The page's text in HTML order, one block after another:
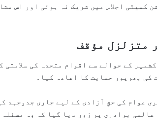
کمیٹی اجلاس میں شریک نہ ہوئی اور اس
متزلزل مؤقف
کے حوالے سے اقوام متحدہ کی سلامتی
کی بھرپور حمایت کا اعادہ کیا۔
عوام کی حقِ آزادی کے لیے جاری جدوجہد
برادری پر زور دیا گیا کہ وہ